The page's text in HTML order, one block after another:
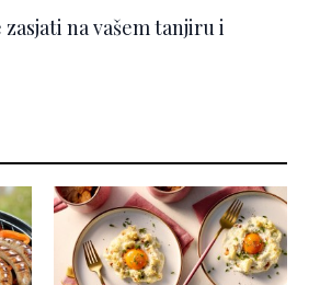
na vašem tanjiru i